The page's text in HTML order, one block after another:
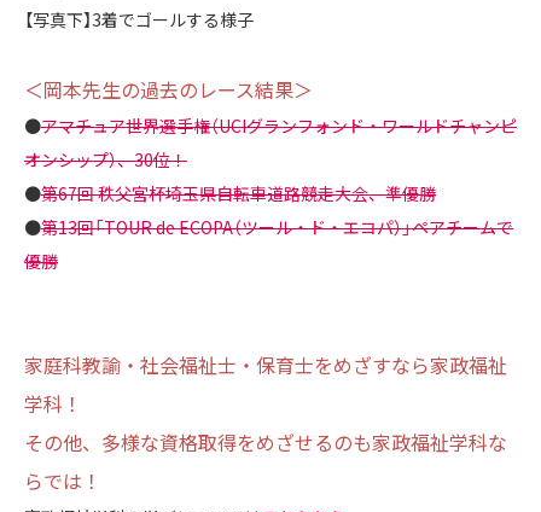
【写真下】3着でゴールする様子
＜岡本先生の過去のレース結果＞
●アマチュア世界選手権（UCIグランフォンド・ワールドチャンピ
オンシップ）、30位！
●第67回 秩父宮杯埼玉県自転車道路競走大会、準優勝
●第13回「TOUR de ECOPA（ツール・ド・エコパ）」ペアチームで
優勝
家庭科教諭・社会福祉士・保育士をめざすなら家政福祉
学科！
その他、多様な資格取得をめざせるのも家政福祉学科な
らでは！